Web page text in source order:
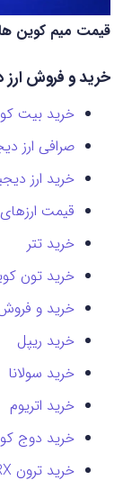
قیمت میم کوین‌ ها امروز ۱۸
خرید و فروش ارز
خرید بیت
صرافی ارز
خرید ارز
قیمت
خرید تتر
خرید تون
خرید و
خرید ریپل
خرید سولانا
خرید اتریوم
خرید دوج
خرید ترون TRX